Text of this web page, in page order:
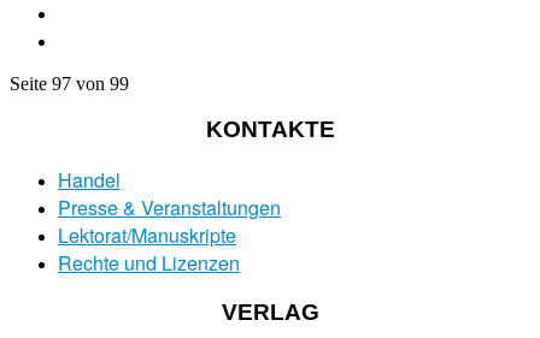
Seite 97 von 99
KONTAKTE
Handel
Presse & Veranstaltungen
Lektorat/Manuskripte
Rechte und Lizenzen
VERLAG